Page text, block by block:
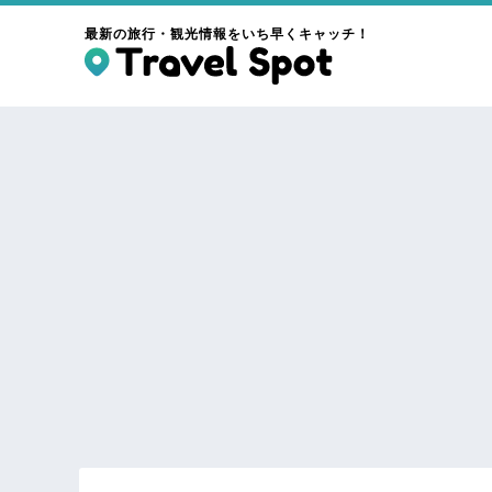
最新の旅行・観光情報をいち早くキャッチ！